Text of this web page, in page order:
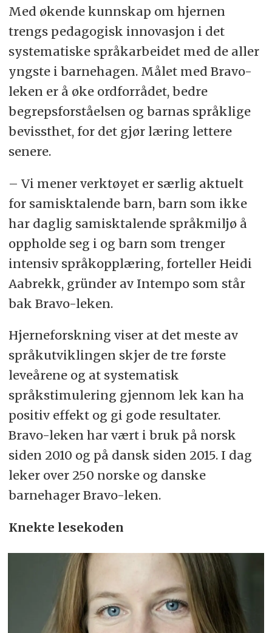
Med økende kunnskap om hjernen
trengs pedagogisk innovasjon i det
systematiske språkarbeidet med de aller
yngste i barnehagen. Målet med Bravo-
leken er å øke ordforrådet, bedre
begrepsforståelsen og barnas språklige
bevissthet, for det gjør læring lettere
senere.
– Vi mener verktøyet er særlig aktuelt
for samisktalende barn, barn som ikke
har daglig samisktalende språkmiljø å
oppholde seg i og barn som trenger
intensiv språkopplæring, forteller Heidi
Aabrekk, gründer av Intempo som står
bak Bravo-leken.
Hjerneforskning viser at det meste av
språkutviklingen skjer de tre første
leveårene og at systematisk
språkstimulering gjennom lek kan ha
positiv effekt og gi gode resultater.
Bravo-leken har vært i bruk på norsk
siden 2010 og på dansk siden 2015. I dag
leker over 250 norske og danske
barnehager Bravo-leken.
Knekte lesekoden